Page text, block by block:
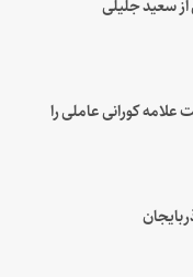
کورانی عاملی را